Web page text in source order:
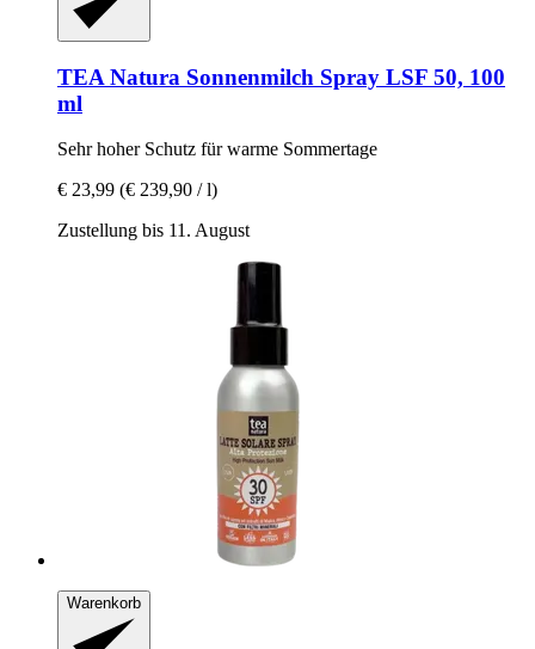
TEA Natura Sonnenmilch Spray LSF 50, 100
ml
Sehr hoher Schutz für warme Sommertage
€ 23,99 (€ 239,90 / l)
Zustellung bis 11. August
Warenkorb